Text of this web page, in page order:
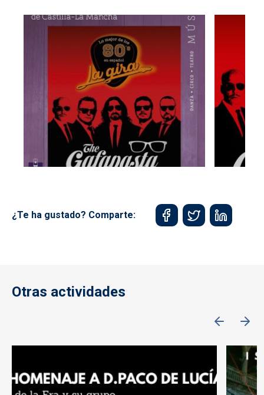
¿Te ha gustado? Comparte:
Otras actividades